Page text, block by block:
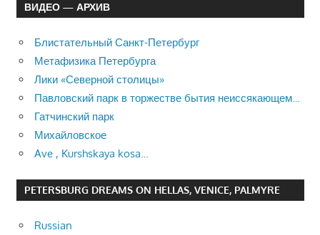
ВИДЕО — АРХИВ
Блистательный Санкт-Петербург
Метафизика Петербурга
Лики «Северной столицы»
Павловский парк в торжестве бытия неиссякающем…
Гатчинский парк
Михайловское
Ave , Kurshskaya kosa…
PETERSBURG DREAMS ON HELLAS, VENICE, PALMYRE
Russian